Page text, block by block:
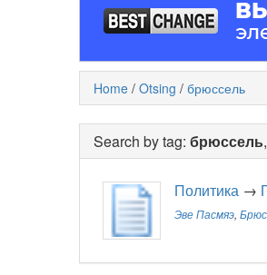
Home / Otsing / брюссель
Search by tag: брюссель
Политика →
Эве Пасмяэ,